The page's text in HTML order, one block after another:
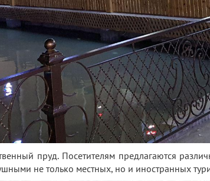
пруд. Посетителям предлагаются
не только местных, но и иностранных